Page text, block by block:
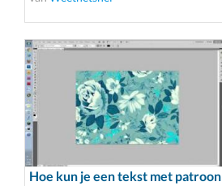
Hoe kun je een tekst met patroon